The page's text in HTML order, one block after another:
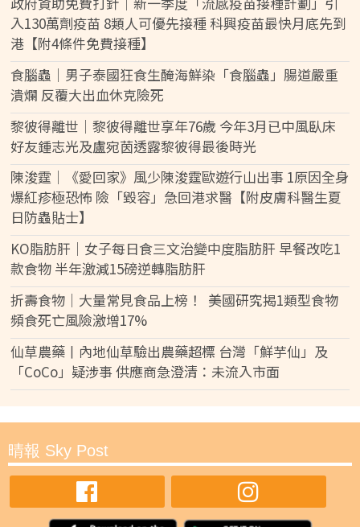
入130萬劑疫苗 8類人可優先接種 科興疫苗最快月底先到
港【附4條件免費接種】
食腦蟲｜男子泰國狂食生醃海鮮染「食腦蟲」腸道嚴重
潰爛 反覆大出血休克險死
黎彼得離世｜黎彼得離世享年76歲 今年3月已中風臥床
好友鍾志光及盧宛茵透露黎彼得最後時光
陳浚霆｜《愛回家》風少陳浚霆歐遊行山出事 1原因全身
爆紅疹極恐怖 險「毀容」急回港求醫【附皮膚科醫生夏
日防蟲貼士】
KO脂肪肝｜女子每日食三文治變中度脂肪肝 早餐改吃1
款食物 半年激減15磅逆轉脂肪肝
折壽食物｜大量常見食品上榜！ 美國研究揭1類型食物
頻食死亡風險激增17%
仙草農藥丨內地仙草驗出農藥超標 台灣「鮮芋仙」及
「CoCo」疑涉事 供應商急澄清：未流入市面
晴報 Sky Post